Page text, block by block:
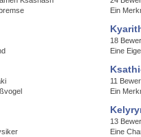
Ein
18
Eine
11
Ein
13
Eine